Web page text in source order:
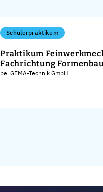
Schülerpraktikum
Praktikum
Fachrichtung
bei GEMA-Technik GmbH